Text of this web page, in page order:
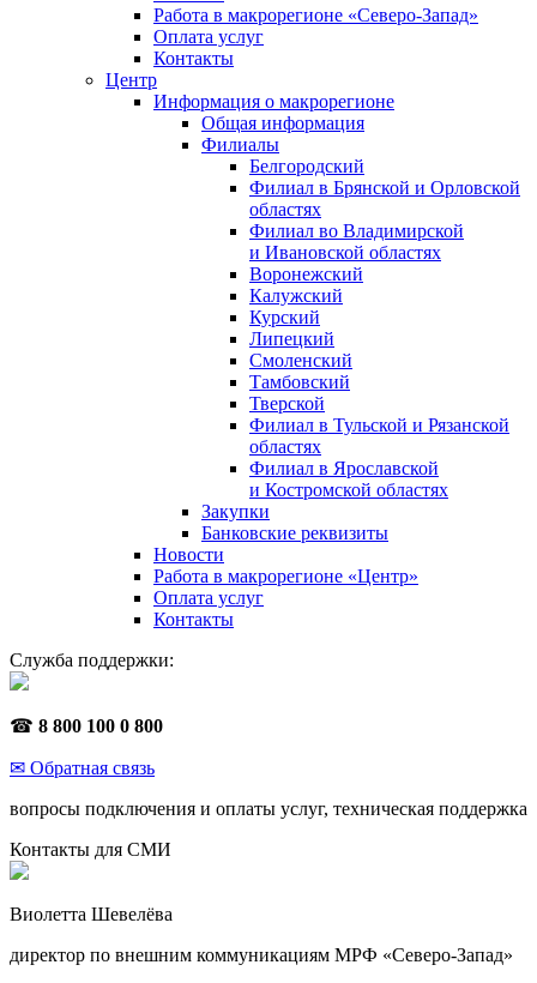
Работа в макрорегионе «Северо-Запад»
Оплата услуг
Контакты
Центр
Информация о макрорегионе
Общая информация
Филиалы
Белгородский
Филиал в Брянской и Орловской
областях
Филиал во Владимирской
и Ивановской областях
Воронежский
Калужский
Курский
Липецкий
Смоленский
Тамбовский
Тверской
Филиал в Тульской и Рязанской
областях
Филиал в Ярославской
и Костромской областях
Закупки
Банковские реквизиты
Новости
Работа в макрорегионе «Центр»
Оплата услуг
Контакты
Служба поддержки:
☎ 8 800 100 0 800
✉ Обратная связь
вопросы подключения и оплаты услуг, техническая поддержка
Контакты для СМИ
Виолетта Шевелёва
директор по внешним коммуникациям МРФ «Северо-Запад»